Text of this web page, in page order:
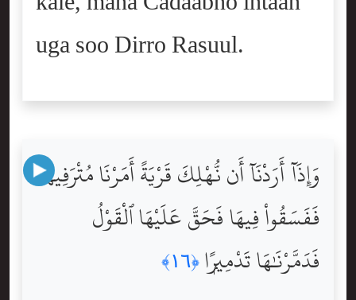
uga soo Dirro Rasuul.
وَإِذَآ أَرَدْنَآ أَن نُّهْلِكَ قَرْيَةً أَمَرْنَا مُتْرَفِيهَا
فَفَسَقُواْ فِيهَا فَحَقَّ عَلَيْهَا ٱلْقَوْلُ
فَدَمَّرْنَٰهَا تَدْمِيرًۭا ﴿١٦﴾